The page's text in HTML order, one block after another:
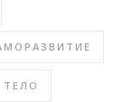
ТЕЛО